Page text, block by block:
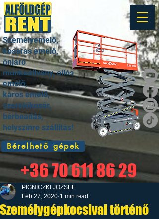
Személyemelő,
kosaras emelő,
önjáró
munkaállvány, ollós
emelő,
karos emelő,
szerelőkosár,
bérbeadás,
helyszínre szállítás!
Bérelhető gépek
+36 70 611 86 29
Személygépkocsival történő
PIGNICZKI JOZSEF
Feb 27, 2020 1 min read